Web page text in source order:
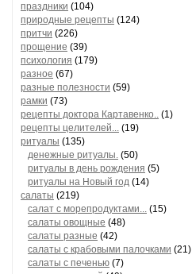
праздники (104)
природные рецепты (124)
притчи (226)
прощение (39)
психология (179)
разное (67)
разные полезности (59)
рамки (73)
рецепты доктора Картавенко.. (1)
рецепты целителей... (19)
ритуалы (135)
денежные ритуалы. (50)
ритуалы в день рождения (5)
ритуалы на Новый год (14)
салаты (219)
салат с морепродуктами... (15)
салаты овощные (48)
салаты разные (42)
салаты с крабовыми палочками (21)
салаты с печенью (7)